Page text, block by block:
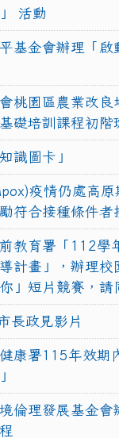
活動
基金會辦理「啟
桃園區農業改
礎培訓課程初階
識圖卡」
疫情仍處高原
符合接種條件者
教育署「112學
計畫」，辦理校
」短片競賽，請
長政見影片
康署115年效期
倫理發展基金會